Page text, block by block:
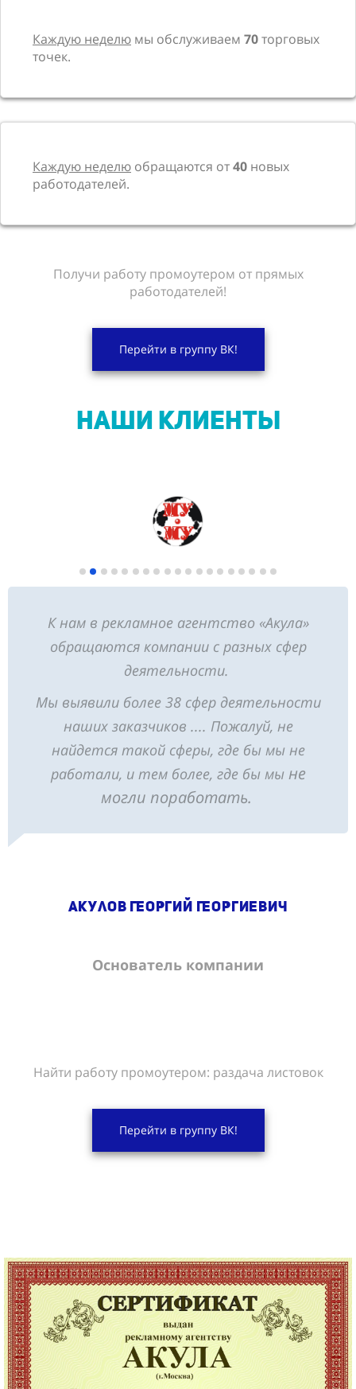
Каждую неделю мы обслуживаем 70торговых
точек.
Каждую неделю обращаются от40 новых
работодателей.
Получи работу промоутером от прямых
работодателей!
Перейти в группу ВК!
НАШИ КЛИЕНТЫ
К нам в рекламное агентство «Акула»
обращаются компании с разных сфер
деятельности.
Мы выявили более 38 сфер деятельности
наших заказчиков .... Пожалуй, не
найдется такой сферы, где бы мы не
работали, и тем более, где бы мы не
могли поработать.
Акулов Георгий Георгиевич
Основатель компании
Найти работу промоутером: раздача листовок
Перейти в группу ВК!